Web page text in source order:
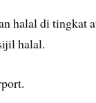
halal di tingkat
halal.